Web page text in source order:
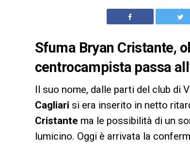
Sfuma Bryan Cristante,
centrocampista passa
Il suo nome, dalle parti del club di
Cagliari si era inserito in netto
Cristante ma le possibilità di un
lumicino. Oggi è arrivata la